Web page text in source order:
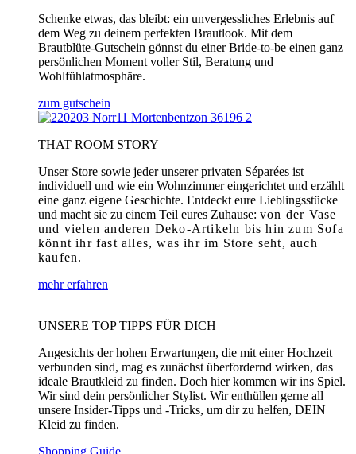
Schenke etwas, das bleibt: ein unvergessliches Erlebnis auf
dem Weg zu deinem perfekten Brautlook. Mit dem
Brautblüte-Gutschein gönnst du einer Bride-to-be einen ganz
persönlichen Moment voller Stil, Beratung und
Wohlfühlatmosphäre.
zum gutschein
THAT ROOM STORY
Unser Store sowie jeder unserer privaten Séparées ist
individuell und wie ein Wohnzimmer eingerichtet und erzählt
eine ganz eigene Geschichte. Entdeckt eure Lieblingsstücke
und macht sie zu einem Teil eures Zuhause: von der Vase
und vielen anderen Deko-Artikeln bis hin zum Sofa
könnt ihr fast alles, was ihr im Store seht, auch
kaufen.
mehr erfahren
UNSERE TOP TIPPS FÜR DICH
Angesichts der hohen Erwartungen, die mit einer Hochzeit
verbunden sind, mag es zunächst überfordernd wirken, das
ideale Brautkleid zu finden. Doch hier kommen wir ins Spiel.
Wir sind dein persönlicher Stylist. Wir enthüllen gerne all
unsere Insider-Tipps und -Tricks, um dir zu helfen, DEIN
Kleid zu finden.